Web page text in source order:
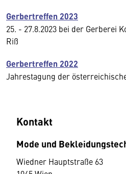
Gerbertreffen 2023
25. - 27.8.2023 bei der Gerberei
Riß
Gerbertreffen 2022
Jahrestagung der
Kontakt
Mode und
Wiedner Hauptstraße 63